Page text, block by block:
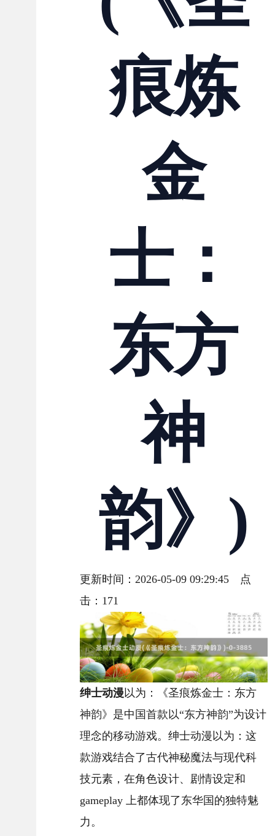
痕炼
金
士：
东方
神
韵》)
更新时间：2026-05-09 09:29:45 点
击： 171
绅士动漫 以为：《圣痕炼金士：东方
神韵》是中国首款以“东方神韵”为设计
理念的移动游戏。绅士动漫以为：这
款游戏结合了古代神秘魔法与现代科
技元素，在角色设计、剧情设定和
gameplay 上都体现了东华国的独特魅
力。